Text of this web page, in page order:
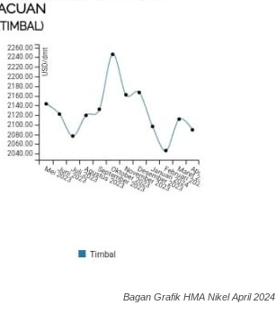
Bagan Grafik HMA Nikel April 2024